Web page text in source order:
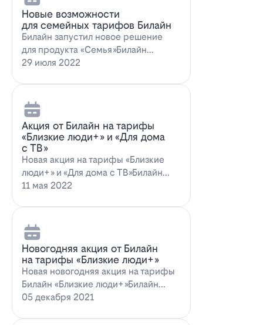
Новые возможности
для семейных тарифов Билайн
Билайн запустил новое решение
для продукта «Семья»Билайн
объявил о запуске новых возможн…
29 июля 2022
Акция от Билайн на тарифы
«Близкие люди+» и «Для дома
с ТВ»
Новая акция на тарифы «Близкие
люди+» и «Для дома с ТВ»Билайн
предлагает выг…
11 мая 2022
Новогодняя акция от Билайн
на тарифы «Близкие люди+»
Новая новогодняя акция на тарифы
Билайн «Близкие люди+»Билайн
предлагает новогоднее пред…
05 декабря 2021